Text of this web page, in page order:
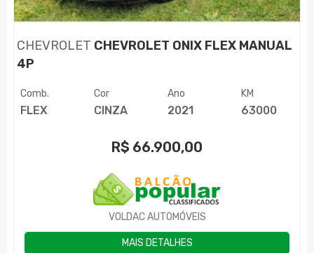
CHEVROLET CHEVROLET ONIX FLEX MANUAL
4P
Comb.
FLEX
Cor
CINZA
Ano
2021
KM
63000
R$ 66.900,00
VOLDAC AUTOMÓVEIS
MAIS DETALHES